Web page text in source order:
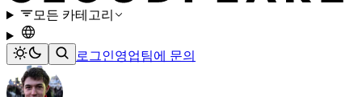
모든 카테고리
로그인영업팀에 문의